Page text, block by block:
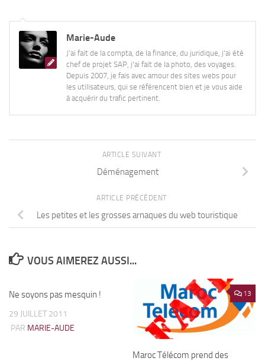
Marie-Aude
J'ai fait de la compta, de la finance, du juridique, j'ai été
chef de projet SAP, j'ai fait de la photo, des voyages.
Depuis 2007, je fais avec amour des sites webs pour
les utilisateurs, qui se référencent bien et je vous aide
à acquérir du trafic pertinent.
ARTICLE SUIVANT
Déménagement
ARTICLE PRÉCÉDENT
Les petites et les grosses arnaques du web touristique
VOUS AIMEREZ AUSSI...
Ne soyons pas mesquin !
29 JUILLET 2011
PAR MARIE-AUDE
13
Maroc Télécom prend des